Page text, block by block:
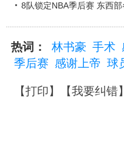
8队锁定NBA季后赛 东西
热词： 林书豪 手术
季后赛 感谢上帝 球
【打印】【我要纠错